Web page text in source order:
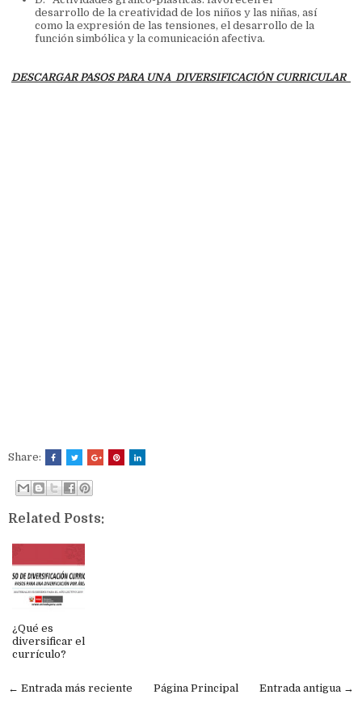
desarrollo de la creatividad de los niños y las niñas, así
como la expresión de las tensiones, el desarrollo de la
función simbólica y la comunicación afectiva.
DESCARGAR PASOS PARA UNA DIVERSIFICACIÓN CURRICULAR
Share:
Related Posts:
¿Qué es
diversificar el
currículo?
← Entrada más reciente Entrada antigua →
Página Principal